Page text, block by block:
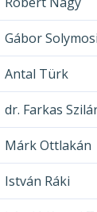
Gábor Solymosi
Antal Türk
dr. Farkas
Márk Ottlakán
István Ráki